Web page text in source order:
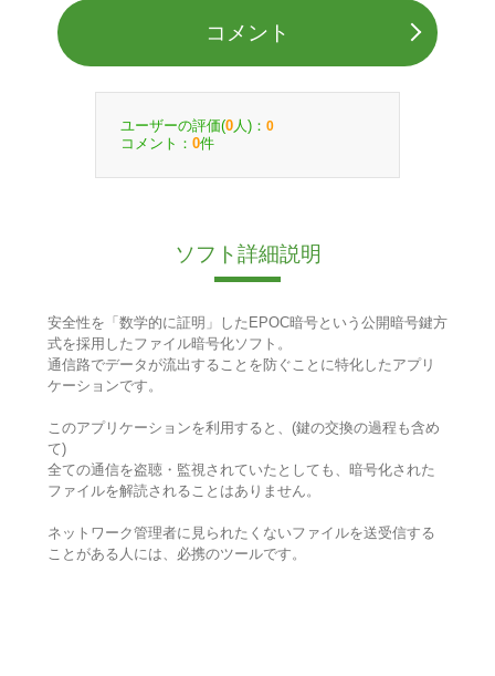
コメント
ユーザーの評価(0 人)： 0
コメント： 0件
ソフト詳細説明
安全性を「数学的に証明」したEPOC暗号という公開暗号鍵方
式を採用したファイル暗号化ソフト。
通信路でデータが流出することを防ぐことに特化したアプリ
ケーションです。
このアプリケーションを利用すると、(鍵の交換の過程も含め
て)
全ての通信を盗聴・監視されていたとしても、暗号化された
ファイルを解読されることはありません。
ネットワーク管理者に見られたくないファイルを送受信する
ことがある人には、必携のツールです。